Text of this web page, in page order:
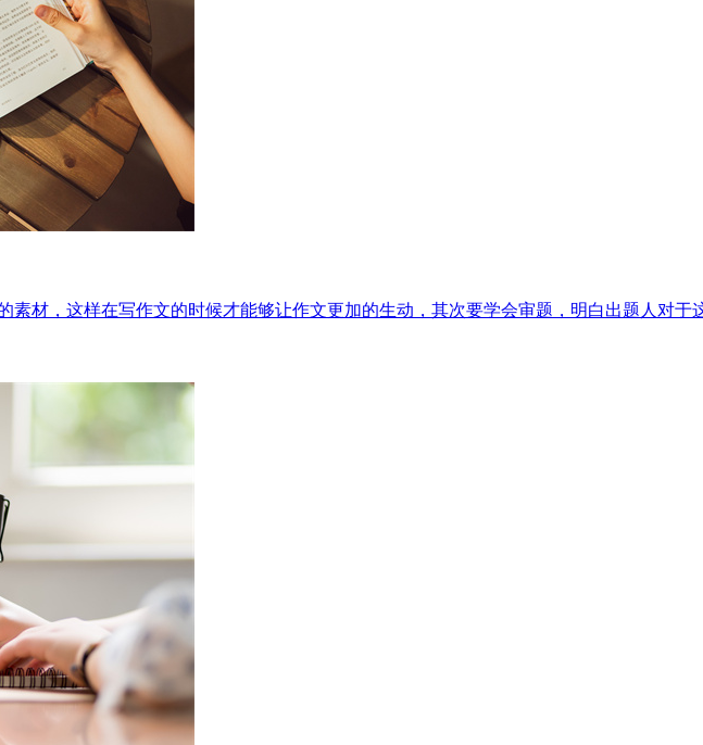
素材，这样在写作文的时候才能够让作文更加的生动，其次要学会审题，明白出题人对于